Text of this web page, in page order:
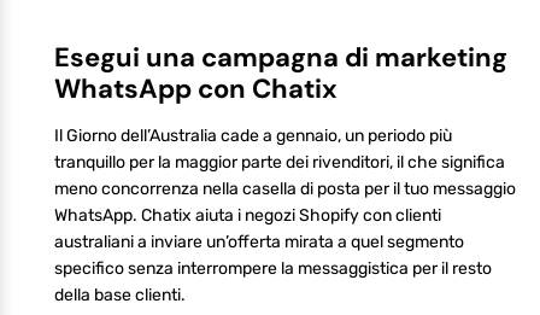
Esegui una campagna di marketing
WhatsApp con Chatix
Il Giorno dell’Australia cade a gennaio, un periodo più
tranquillo per la maggior parte dei rivenditori, il che significa
meno concorrenza nella casella di posta per il tuo messaggio
WhatsApp. Chatix aiuta i negozi Shopify con clienti
australiani a inviare un’offerta mirata a quel segmento
specifico senza interrompere la messaggistica per il resto
della base clienti.